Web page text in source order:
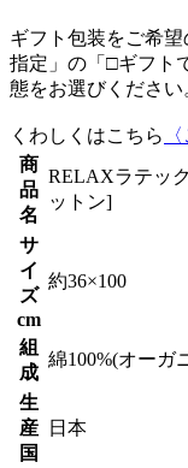
ギフト包装をご希
指定」の「□ギフト
態をお選びください
くわしくはこちら
商
品
名
RELAXラテッ
ットン]
サ
イ
ズ
cm
約36×100
組
成
綿100%(オーガ
生
産
国
日本